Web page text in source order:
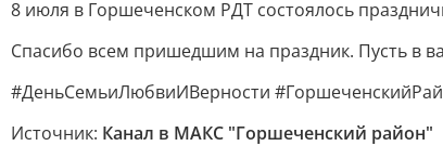
8 июля в Горшеченском РДТ состоялось
Спасибо всем пришедшим на праздник. Пусть в
#ДеньСемьиЛюбвиИВерности
Источник: Канал в МАКС "Горшеченский район"